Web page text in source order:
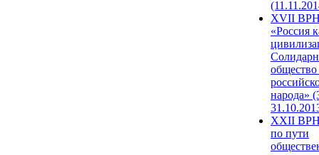
XVII
«Россия
народа»
XXII
по пути